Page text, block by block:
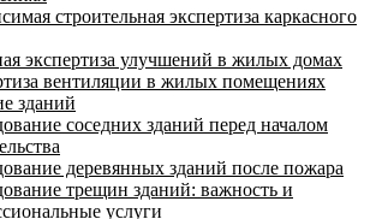
строительная экспертиза каркасного
экспертиза улучшений в жилых домах
вентиляции в жилых помещениях
зданий
соседних зданий перед началом
деревянных зданий после пожара
трещин зданий: важность и
услуги